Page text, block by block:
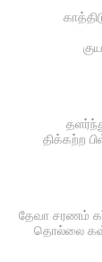
திக்கற்ற
தேவா சரணம்
தொல்லை